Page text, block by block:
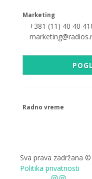
Marketing
+381 (11) 40 40
Radno vreme
Sva prava zadržana ©
Politika privatnosti